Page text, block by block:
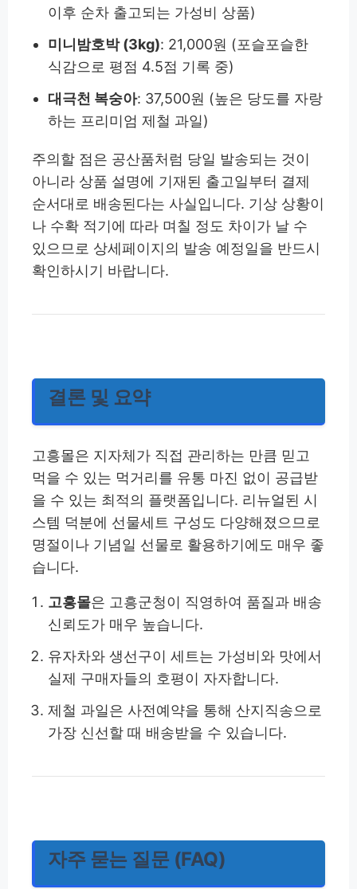
이후 순차 출고되는 가성비 상품)
미니밤호박 (3kg): 21,000원 (포슬포슬한
식감으로 평점 4.5점 기록 중)
대극천 복숭아: 37,500원 (높은 당도를 자랑
하는 프리미엄 제철 과일)
주의할 점은 공산품처럼 당일 발송되는 것이
아니라 상품 설명에 기재된 출고일부터 결제
순서대로 배송된다는 사실입니다. 기상 상황이
나 수확 적기에 따라 며칠 정도 차이가 날 수
있으므로 상세페이지의 발송 예정일을 반드시
확인하시기 바랍니다.
결론 및 요약
고흥몰은 지자체가 직접 관리하는 만큼 믿고
먹을 수 있는 먹거리를 유통 마진 없이 공급받
을 수 있는 최적의 플랫폼입니다. 리뉴얼된 시
스템 덕분에 선물세트 구성도 다양해졌으므로
명절이나 기념일 선물로 활용하기에도 매우 좋
습니다.
고흥몰은 고흥군청이 직영하여 품질과 배송
신뢰도가 매우 높습니다.
유자차와 생선구이 세트는 가성비와 맛에서
실제 구매자들의 호평이 자자합니다.
제철 과일은 사전예약을 통해 산지직송으로
가장 신선할 때 배송받을 수 있습니다.
자주 묻는 질문 (FAQ)